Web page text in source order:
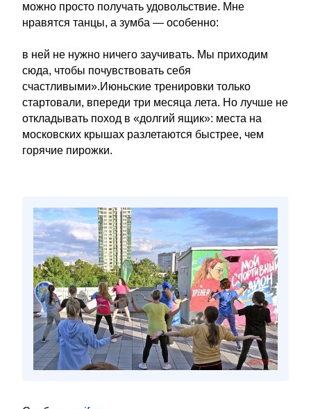
можно просто получать удовольствие. Мне
нравятся танцы, а зумба — особенно:
в ней не нужно ничего заучивать. Мы приходим
сюда, чтобы почувствовать себя
счастливыми».Июньские тренировки только
стартовали, впереди три месяца лета. Но лучше не
откладывать поход в «долгий ящик»: места на
московских крышах разлетаются быстрее, чем
горячие пирожки.